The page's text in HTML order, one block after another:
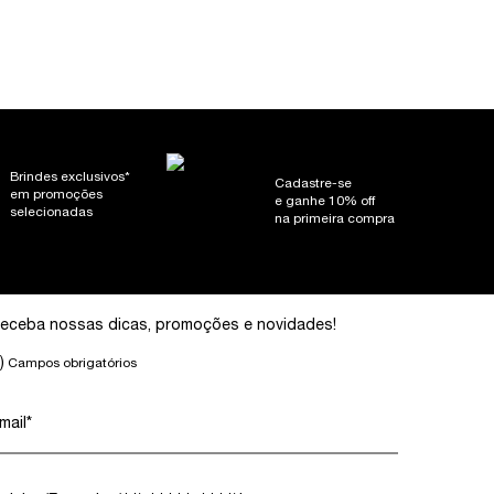
Brindes exclusivos*
em promoções
selecionadas
Cadastre-se
e ganhe 10% off
na primeira compra
nossas dicas, promoções e novidades!
Campos obrigatórios
*